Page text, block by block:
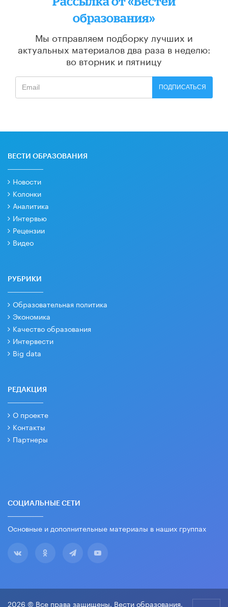
образования»
Мы отправляем подборку лучших и
актуальных материалов два раза в неделю:
во вторник и пятницу
ПОДПИСАТЬСЯ
ВЕСТИ ОБРАЗОВАНИЯ
Новости
Колонки
Аналитика
Интервью
Рецензии
Видео
РУБРИКИ
Образовательная политика
Экономика
Качество образования
Интервести
Big data
РЕДАКЦИЯ
О проекте
Контакты
Партнеры
СОЦИАЛЬНЫЕ СЕТИ
Основные и дополнительные материалы в наших группах
2026 © Все права защищены. Вести образования.